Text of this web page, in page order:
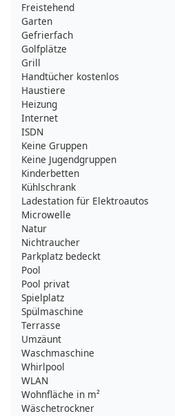
Freistehend
Garten
Gefrierfach
Golfplätze
Grill
Handtücher kostenlos
Haustiere
Heizung
Internet
ISDN
Keine Gruppen
Keine Jugendgruppen
Kinderbetten
Kühlschrank
Ladestation für Elektroautos
Microwelle
Natur
Nichtraucher
Parkplatz bedeckt
Pool
Pool privat
Spielplatz
Spülmaschine
Terrasse
Umzäunt
Waschmaschine
Whirlpool
WLAN
Wohnfläche in m²
Wäschetrockner